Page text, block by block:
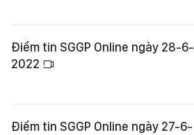
Điểm tin SGGP Online ngày 28-6-
2022
Điểm tin SGGP Online ngày 27-6-